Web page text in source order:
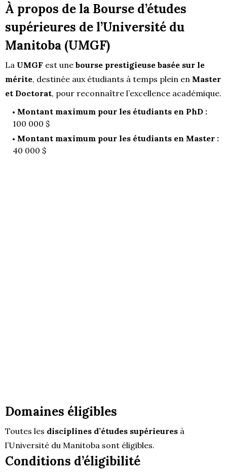
À propos de la Bourse d’études
supérieures de l’Université du
Manitoba (UMGF)
La UMGF est une bourse prestigieuse basée sur le
mérite, destinée aux étudiants à temps plein en Master
et Doctorat, pour reconnaître l’excellence académique.
Montant maximum pour les étudiants en PhD :
100 000 $
Montant maximum pour les étudiants en Master :
40 000 $
Domaines éligibles
Toutes les disciplines d’études supérieures à
l’Université du Manitoba sont éligibles.
Conditions d’éligibilité